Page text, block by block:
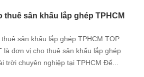
thuê sân khấu lắp ghép TPHCM
thuê sân khấu lắp ghép TPHCM TOP
là đơn vị cho thuê sân khấu lắp ghép
trời chuyên nghiệp tại TPHCM Để...